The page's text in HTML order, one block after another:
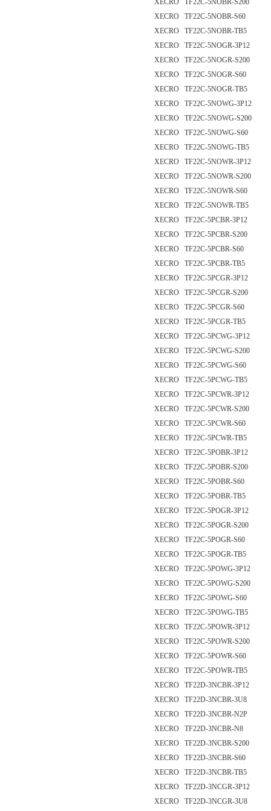
XECRO TF22C-5NOBR-S200
XECRO TF22C-5NOBR-S60
XECRO TF22C-5NOBR-TB5
XECRO TF22C-5NOGR-3P12
XECRO TF22C-5NOGR-S200
XECRO TF22C-5NOGR-S60
XECRO TF22C-5NOGR-TB5
XECRO TF22C-5NOWG-3P12
XECRO TF22C-5NOWG-S200
XECRO TF22C-5NOWG-S60
XECRO TF22C-5NOWG-TB5
XECRO TF22C-5NOWR-3P12
XECRO TF22C-5NOWR-S200
XECRO TF22C-5NOWR-S60
XECRO TF22C-5NOWR-TB5
XECRO TF22C-5PCBR-3P12
XECRO TF22C-5PCBR-S200
XECRO TF22C-5PCBR-S60
XECRO TF22C-5PCBR-TB5
XECRO TF22C-5PCGR-3P12
XECRO TF22C-5PCGR-S200
XECRO TF22C-5PCGR-S60
XECRO TF22C-5PCGR-TB5
XECRO TF22C-5PCWG-3P12
XECRO TF22C-5PCWG-S200
XECRO TF22C-5PCWG-S60
XECRO TF22C-5PCWG-TB5
XECRO TF22C-5PCWR-3P12
XECRO TF22C-5PCWR-S200
XECRO TF22C-5PCWR-S60
XECRO TF22C-5PCWR-TB5
XECRO TF22C-5POBR-3P12
XECRO TF22C-5POBR-S200
XECRO TF22C-5POBR-S60
XECRO TF22C-5POBR-TB5
XECRO TF22C-5POGR-3P12
XECRO TF22C-5POGR-S200
XECRO TF22C-5POGR-S60
XECRO TF22C-5POGR-TB5
XECRO TF22C-5POWG-3P12
XECRO TF22C-5POWG-S200
XECRO TF22C-5POWG-S60
XECRO TF22C-5POWG-TB5
XECRO TF22C-5POWR-3P12
XECRO TF22C-5POWR-S200
XECRO TF22C-5POWR-S60
XECRO TF22C-5POWR-TB5
XECRO TF22D-3NCBR-3P12
XECRO TF22D-3NCBR-3U8
XECRO TF22D-3NCBR-N2P
XECRO TF22D-3NCBR-N8
XECRO TF22D-3NCBR-S200
XECRO TF22D-3NCBR-S60
XECRO TF22D-3NCBR-TB5
XECRO TF22D-3NCGR-3P12
XECRO TF22D-3NCGR-3U8